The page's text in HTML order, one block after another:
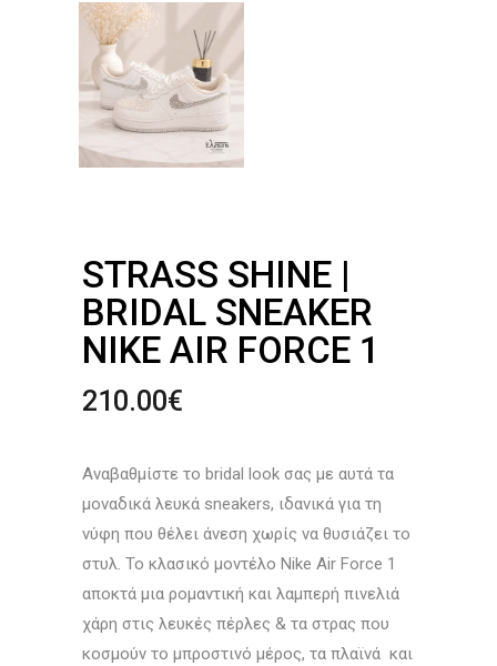
STRASS SHINE |
BRIDAL SNEAKER
NIKE AIR FORCE 1
210.00€
Αναβαθμίστε το bridal look σας με αυτά τα
μοναδικά λευκά sneakers, ιδανικά για τη
νύφη που θέλει άνεση χωρίς να θυσιάζει το
στυλ. Το κλασικό μοντέλο Nike Air Force 1
αποκτά μια ρομαντική και λαμπερή πινελιά
χάρη στις λευκές πέρλες & τα στρας που
κοσμούν το μπροστινό μέρος, τα πλαϊνά και